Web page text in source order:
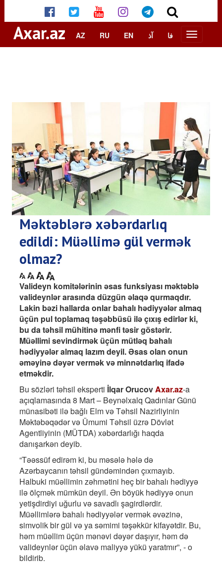
Axar.az AZ RU EN آذ فا
Məktəblərə xəbərdarlıq
edildi: Müəllimə gül vermək
olmaz?
Valideyn komitələrinin əsas funksiyası məktəblə
valideynlər arasında düzgün əlaqə qurmaqdır.
Lakin bəzi hallarda onlar bahalı hədiyyələr almaq
üçün pul toplamaq təşəbbüsü ilə çıxış edirlər ki,
bu da təhsil mühitinə mənfi təsir göstərir.
Müəllimi sevindirmək üçün mütləq bahalı
hədiyyələr almaq lazım deyil. Əsas olan onun
əməyinə dəyər vermək və minnətdarlıq ifadə
etməkdir.
Bu sözləri təhsil eksperti İlqar OrucovAxar.az-a
açıqlamasında 8 Mart – Beynəlxalq Qadınlar Günü
münasibəti ilə bağlı Elm və Təhsil Nazirliyinin
Məktəbəqədər və Ümumi Təhsil üzrə Dövlət
Agentliyinin (MÜTDA) xəbərdarlığı haqda
danışarkən deyib.
“Təəssüf edirəm ki, bu məsələ hələ də
Azərbaycanın təhsil gündəmindən çıxmayıb.
Halbuki müəllimin zəhmətini heç bir bahalı hədiyyə
ilə ölçmək mümkün deyil. Ən böyük hədiyyə onun
yetişdirdiyi uğurlu və savadlı şagirdlərdir.
Müəllimlərə bahalı hədiyyələr vermək əvəzinə,
simvolik bir gül və ya səmimi təşəkkür kifayətdir. Bu,
həm müəllim üçün mənəvi dəyər daşıyır, həm də
valideynlər üçün əlavə maliyyə yükü yaratmır”, - o
bildirib.